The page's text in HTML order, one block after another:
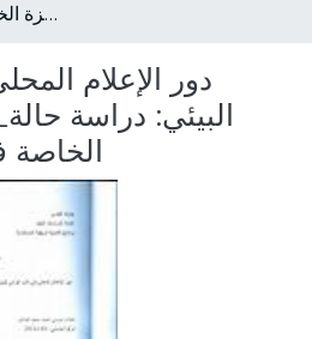
دور الإعلام المحلي في نشر الوعي البيئي: دراسة حالة_ محطات التلفزة الخاصة في الضفة الغربية
دور الإعلام
البيئي: دراسة
الخاصة